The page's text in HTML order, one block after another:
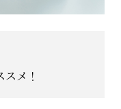
メ！